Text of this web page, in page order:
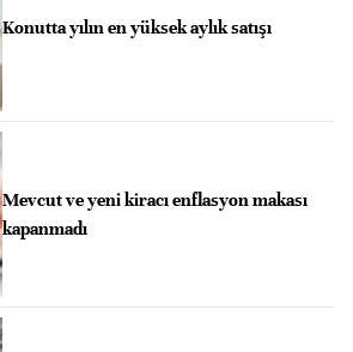
Konutta yılın en yüksek aylık satışı
Mevcut ve yeni kiracı enflasyon makası
kapanmadı